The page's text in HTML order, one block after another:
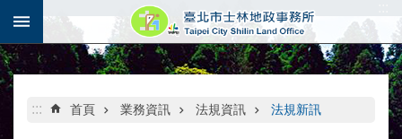
跳到主要內容區塊
::: 首頁 業務資訊 法規資訊 法規新訊